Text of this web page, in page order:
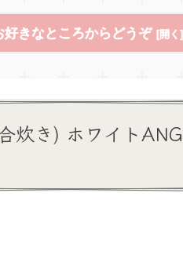
好きなところからどうぞ
炊き) ホワイト